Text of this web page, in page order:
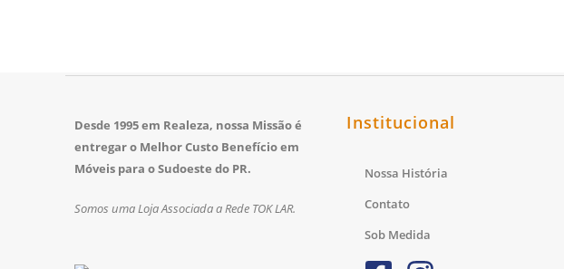
Desde 1995 em Realeza, nossa Missão é
entregar o Melhor Custo Benefício em
Móveis para o Sudoeste do PR.
Somos uma Loja Associada a Rede TOK LAR.
Institucional
Nossa História
Contato
Sob Medida